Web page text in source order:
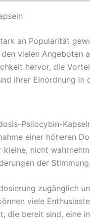
an Popularität
vielen Angeboten
hervor, die
ihrer Einordnung
Psilocybin-
einer höheren
nicht
der
zugänglich
viele
die bereit sind, eine